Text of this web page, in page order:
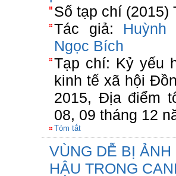
Số tạp chí (2015)
Tác giả:
Ngọc Bích
Tạp chí: Kỷ yếu
kinh tế xã hội
2015, Địa điểm
08, 09 tháng 12
Tóm tắt
VÙNG DỄ BỊ
HẬU TRONG